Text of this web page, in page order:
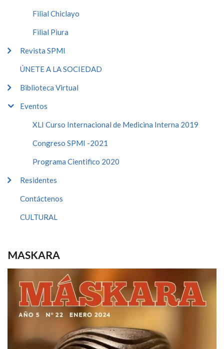
Filial Chiclayo
Filial Piura
Revista SPMI
ÚNETE A LA SOCIEDAD
Biblioteca Virtual
Eventos
XLI Curso Internacional de Medicina Interna 2019
Congreso SPMI -2021
Programa Cientifico 2020
Residentes
Contáctenos
CULTURAL
MASKARA